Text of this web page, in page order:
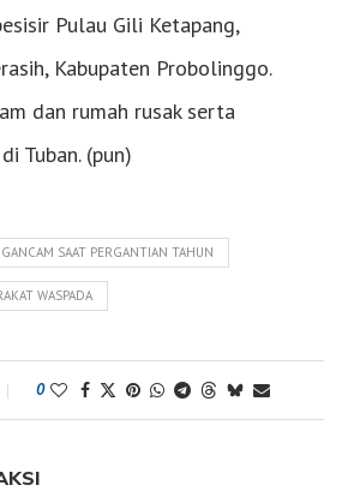
Pulau Gili Ketapang,
Kabupaten Probolinggo.
dan rumah rusak serta
Tuban. (pun)
SAAT PERGANTIAN TAHUN
WASPADA
0